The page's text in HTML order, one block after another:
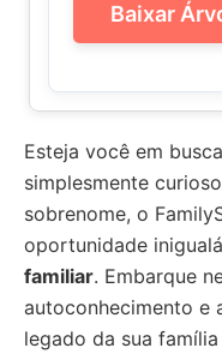
Baixar
Esteja você em
simplesmente
sobrenome, o
oportunidade
familiar. Embarque
autoconhecimento e
legado da sua